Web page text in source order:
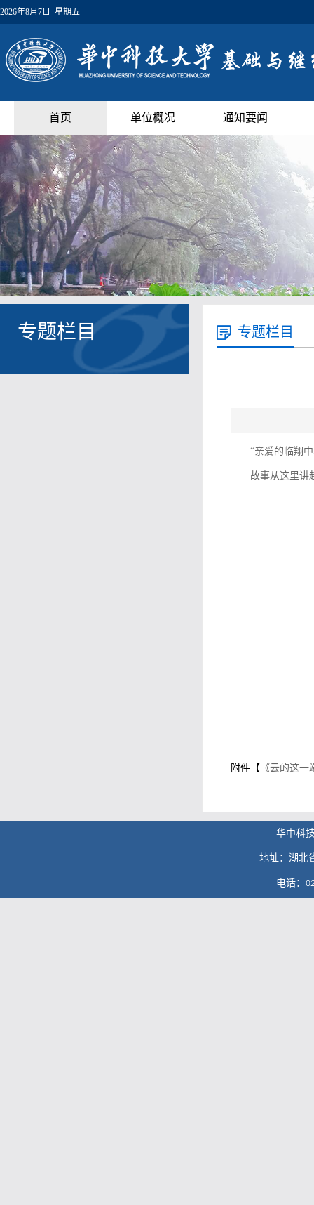
2026年8月7日 星期五
首页 单位概况 通知要闻
专题栏目 专题栏目
“亲爱的临翔
故事从这里讲
附件【 《云的这
华中科
地址：湖北
电话：